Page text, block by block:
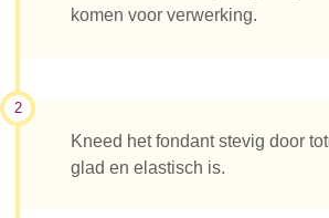
komen voor verwerking.
2
Kneed het fondant stevig door
glad en elastisch is.